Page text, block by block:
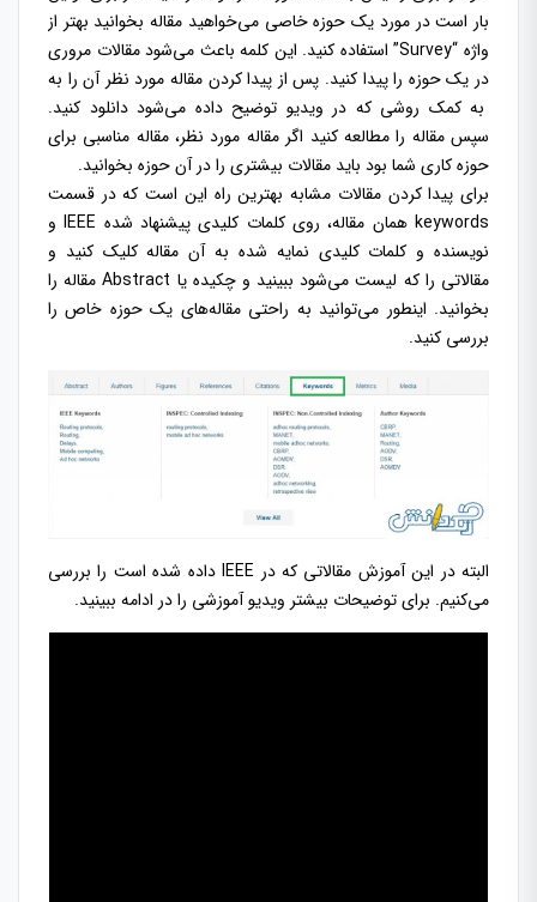
بار است در مورد یک حوزه خاصی می‌خواهید مقاله بخوانید بهتر از
واژه “Survey” استفاده کنید. این کلمه باعث می‌شود مقالات مروری
در یک حوزه را پیدا کنید. پس از پیدا کردن مقاله مورد نظر آن را به
به کمک روشی که در ویدیو توضیح داده ‌می‌شود دانلود کنید.
سپس مقاله را مطالعه کنید اگر مقاله مورد نظر، مقاله مناسبی برای
حوزه کاری شما بود باید مقالات بیشتری را در آن حوزه بخوانید.
برای پیدا کردن مقالات مشابه بهترین راه این است که در قسمت
keywords همان مقاله، روی کلمات کلیدی پیشنهاد شده IEEE و
نویسنده و کلمات کلیدی نمایه شده به آن مقاله کلیک کنید و
مقالاتی را که لیست می‌شود ببینید و چکیده یا Abstract مقاله را
بخوانید. اینطور می‌توانید به راحتی مقاله‌های یک حوزه خاص را
بررسی کنید.
البته در این آموزش مقالاتی که در IEEE داده شده است را بررسی
می‌کنیم. برای توضیحات بیشتر ویدیو آموزشی را در ادامه ببینید.